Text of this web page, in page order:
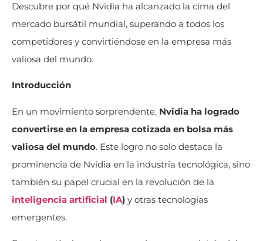
Descubre por qué Nvidia ha alcanzado la cima del
mercado bursátil mundial, superando a todos los
competidores y convirtiéndose en la empresa más
valiosa del mundo.
Introducción
En un movimiento sorprendente, Nvidia ha logrado
convertirse en la empresa cotizada en bolsa más
valiosa del mundo. Este logro no solo destaca la
prominencia de Nvidia en la industria tecnológica, sino
también su papel crucial en la revolución de la
inteligencia artificial (IA) y otras tecnologías
emergentes.